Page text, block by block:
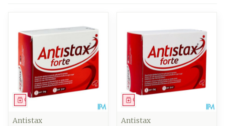
Geneesmiddel
Antistax
Geneesmiddel
Antistax